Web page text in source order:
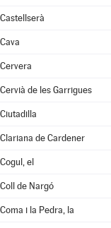
Castellserà
Cava
Cervera
Cervià de les Garrigues
Ciutadilla
Clariana de Cardener
Cogul, el
Coll de Nargó
Coma i la Pedra, la